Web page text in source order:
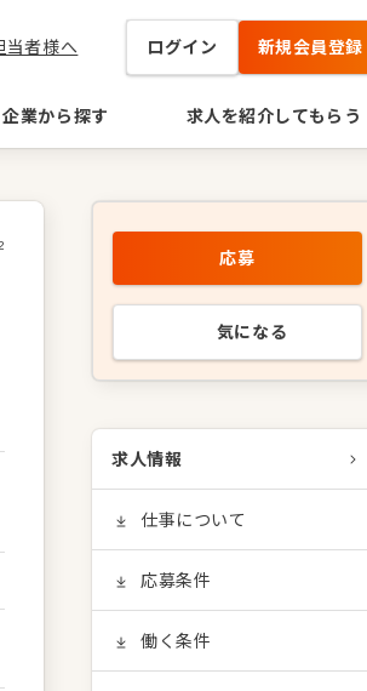
当者様へ ログイン 新規会員登録
企業から探す 求人を紹介してもらう
応募
気になる
求人情報
仕事について
応募条件
働く条件